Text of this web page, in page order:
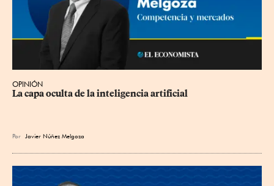
OPINIÓN
La capa oculta de la inteligencia artificial
Por Javier Núñez Melgoza